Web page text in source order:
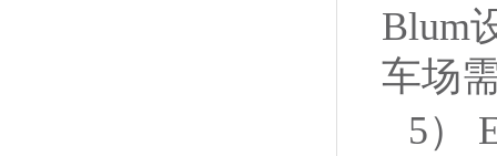
Blum
车场
5）